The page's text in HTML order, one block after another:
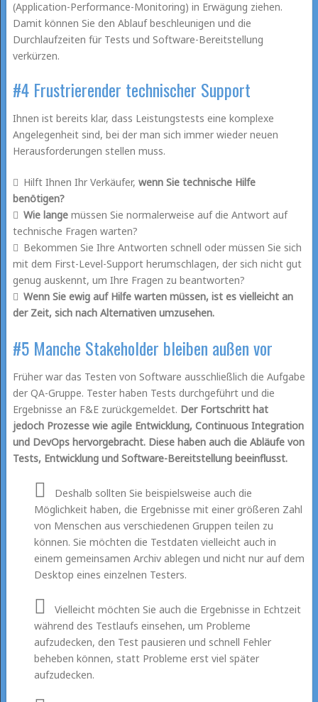
(Application-Performance-Monitoring) in Erwägung ziehen.
Damit können Sie den Ablauf beschleunigen und die
Durchlaufzeiten für Tests und Software-Bereitstellung
verkürzen.
#4 Frustrierender technischer Support
Ihnen ist bereits klar, dass Leistungstests eine komplexe
Angelegenheit sind, bei der man sich immer wieder neuen
Herausforderungen stellen muss.
Hilft Ihnen Ihr Verkäufer, wenn Sie technische Hilfe
benötigen?
Wie langemüssen Sie normalerweise auf die Antwort auf
technische Fragen warten?
Bekommen Sie Ihre Antworten schnell oder müssen Sie sich
mit dem First-Level-Support herumschlagen, der sich nicht gut
genug auskennt, um Ihre Fragen zu beantworten?
Wenn Sie ewig auf Hilfe warten müssen, ist es vielleicht an
der Zeit, sich nach Alternativen umzusehen.
#5 Manche Stakeholder bleiben außen vor
Früher war das Testen von Software ausschließlich die Aufgabe
der QA-Gruppe. Tester haben Tests durchgeführt und die
Ergebnisse an F&E zurückgemeldet. Der Fortschritt hat
jedoch Prozesse wie agile Entwicklung, Continuous Integration
und DevOps hervorgebracht. Diese haben auch die Abläufe von
Tests, Entwicklung und Software-Bereitstellung beeinflusst.
Deshalb sollten Sie beispielsweise auch die
Möglichkeit haben, die Ergebnisse mit einer größeren Zahl
von Menschen aus verschiedenen Gruppen teilen zu
können. Sie möchten die Testdaten vielleicht auch in
einem gemeinsamen Archiv ablegen und nicht nur auf dem
Desktop eines einzelnen Testers.
Vielleicht möchten Sie auch die Ergebnisse in Echtzeit
während des Testlaufs einsehen, um Probleme
aufzudecken, den Test pausieren und schnell Fehler
beheben können, statt Probleme erst viel später
aufzudecken.